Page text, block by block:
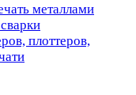
металлами
плоттеров,